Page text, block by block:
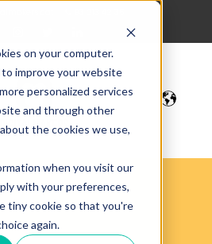
on your computer.
improve your website
personalized services
and through other
the cookies we use,
when you visit our
with your preferences,
tiny cookie so that you're
again.
Blog